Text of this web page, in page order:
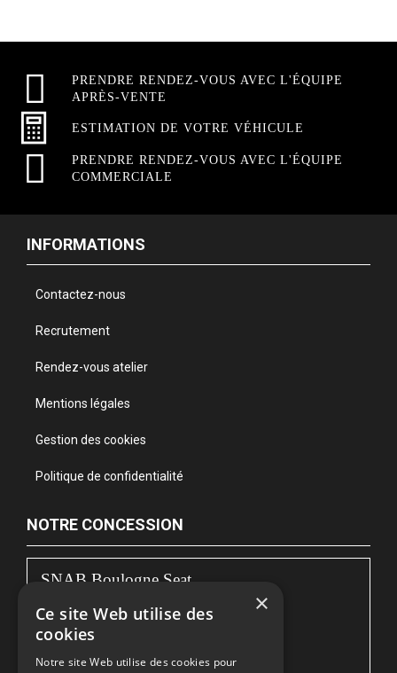
PRENDRE RENDEZ-VOUS AVEC L'ÉQUIPE
APRÈS-VENTE
ESTIMATION DE VOTRE VÉHICULE
PRENDRE RENDEZ-VOUS AVEC L'ÉQUIPE
COMMERCIALE
INFORMATIONS
Contactez-nous
Recrutement
Rendez-vous atelier
Mentions légales
Gestion des cookies
Politique de confidentialité
NOTRE CONCESSION
SNAB Boulogne Seat
122, bd de la Liane
62360 BOULOGNE-SUR-MER
×
Ce site Web utilise des
cookies
Notre site Web utilise des cookies pour